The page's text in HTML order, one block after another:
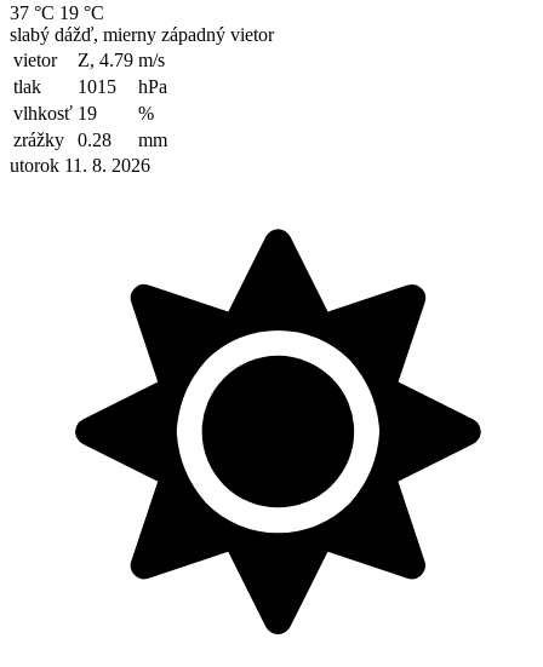
37 °C 19 °C
slabý dážď, mierny západný vietor
vietor
Z, 4.79 m/s
tlak
1015
hPa
vlhkosť 19
%
zrážky
0.28
mm
utorok 11. 8. 2026